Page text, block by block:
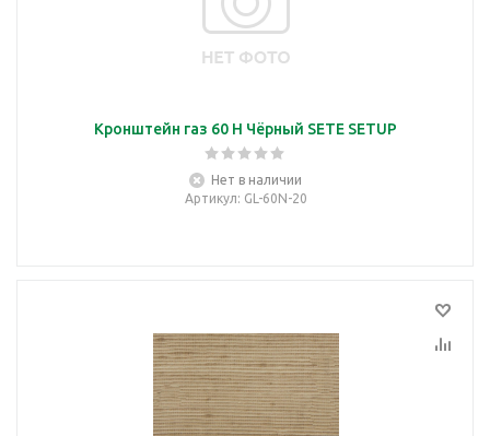
Кронштейн газ 60 Н Чёрный SETE SETUP
Нет в наличии
Артикул: GL-60N-20